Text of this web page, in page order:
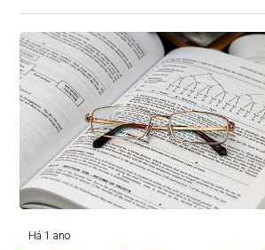
Há 1 ano